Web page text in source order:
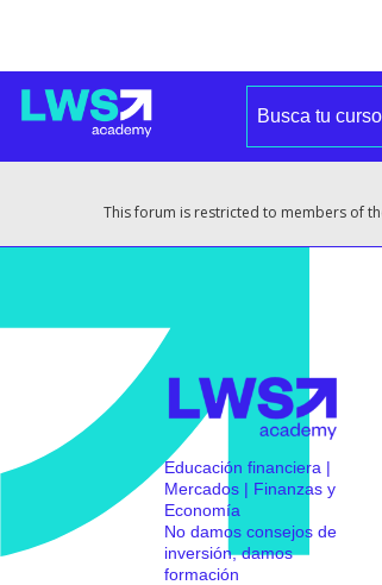
This forum is restricted to members of
Educación financiera |
Mercados | Finanzas y
Economía
No damos consejos de
inversión, damos
formación